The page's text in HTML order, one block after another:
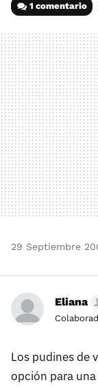
1 comentario
29 Septiembre
Eliana
Los pudines de
opción para